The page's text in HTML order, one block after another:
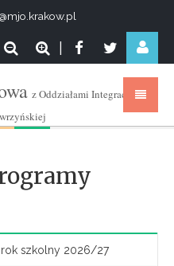
z Oddziałami Integracyjnymi
szkolny 2026/27